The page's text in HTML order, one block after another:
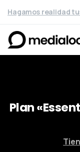
Hagamos realidad
Plan